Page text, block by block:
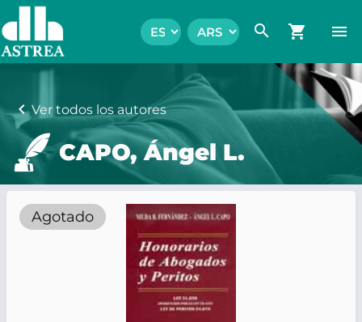
search shopping_cart menu
chevron_leftVer todos los autores
CAPO, Ángel L.
Agotado